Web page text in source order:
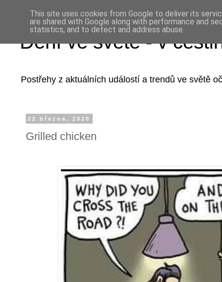
Dění ve světě - v
Postřehy z aktuálních událostí a trendů ve světě
22 března, 2020
Grilled chicken
This site uses cookies from Google to deliver its
are shared with Google along with performance and
statistics, and to detect and address abuse.